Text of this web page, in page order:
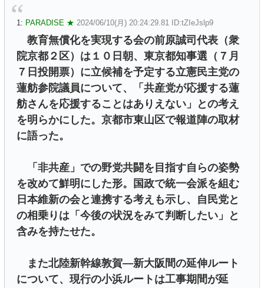
1: PARADISE ★ 2024/06/10(月) 20:24:29.81 ID:tZIeJslp9
教育無償化を実現する会の前原誠司代表（衆
院京都２区）は１０日朝、東京都知事選（７月
７日投開票）に立候補を予定する立憲民主党の
蓮舫参院議員について、「共産党が応援する蓮
舫さんを応援することはありえない」との考え
を明らかにした。京都市東山区で報道陣の取材
に語った。
「非共産」での野党共闘を目指す自らの姿勢
を改めて鮮明にした形。国政で統一会派を組む
日本維新の会と連携する考えも示し、自民党と
の相乗りは「今後の状況をみて判断したい」と
含みを持たせた。
また北陸新幹線敦賀―新大阪間の延伸ルート
について、現行の小浜ルートは工事期間が延